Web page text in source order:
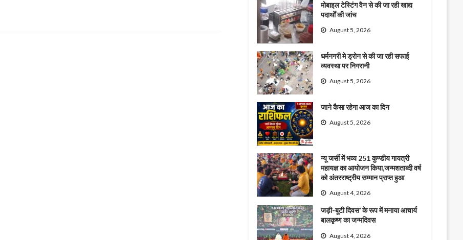
मोबाइल टेस्टिंग वैन से की जा रही खाद्य
पदार्थों की जांच
August 5, 2026
धर्मनगरी मे ड्रोन से की जा रही सफाई
व्यवस्था पर निगरानी
August 5, 2026
जाने कैसा रहेगा आज का दिन
August 5, 2026
न्यू जर्सी में भव्य 251 कुण्डीय गायत्री
महायज्ञ का आयोजन किया,जन्मशताब्दी वर्ष
को अंतरराष्ट्रीय सम्मान प्राप्त हुआ
August 4, 2026
जड़ी-बूटी दिवस’ के रूप में मनाया आचार्य
बालकृष्ण का जन्मदिवस
August 4, 2026